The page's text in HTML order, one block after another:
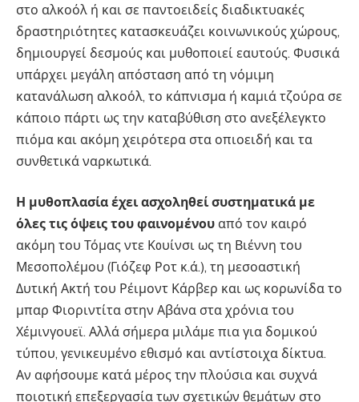
στο αλκοόλ ή και σε παντοειδείς διαδικτυακές
δραστηριότητες κατασκευάζει κοινωνικούς χώρους,
δημιουργεί δεσμούς και μυθοποιεί εαυτούς. Φυσικά
υπάρχει μεγάλη απόσταση από τη νόμιμη
κατανάλωση αλκοόλ, το κάπνισμα ή καμιά τζούρα σε
κάποιο πάρτι ως την καταβύθιση στο ανεξέλεγκτο
πιόμα και ακόμη χειρότερα στα οπιοειδή και τα
συνθετικά ναρκωτικά.
Η μυθοπλασία έχει ασχοληθεί συστηματικά με
όλες τις όψεις του φαινομένου από τον καιρό
ακόμη του Τόμας ντε Κoυίνσι ως τη Βιέννη του
Μεσοπολέμου (Γιόζεφ Ροτ κ.ά.), τη μεσοαστική
Δυτική Ακτή του Ρέιμοντ Κάρβερ και ως κορωνίδα το
μπαρ Φιοριντίτα στην Αβάνα στα χρόνια του
Χέμινγουεϊ. Αλλά σήμερα μιλάμε πια για δομικού
τύπου, γενικευμένο εθισμό και αντίστοιχα δίκτυα.
Αν αφήσουμε κατά μέρος την πλούσια και συχνά
ποιοτική επεξεργασία των σχετικών θεμάτων στο